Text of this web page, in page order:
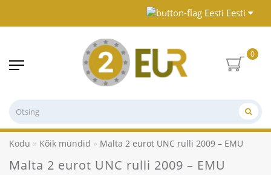
Eesti
0
Kodu Kõik mündid Malta 2 eurot UNC rulli 2009 – EMU
Malta 2 eurot UNC rulli 2009 – EMU